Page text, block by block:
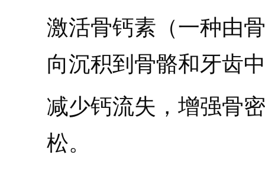
激活骨钙素（一种由
向沉积到骨骼和牙齿
减少钙流失，增强骨
松。